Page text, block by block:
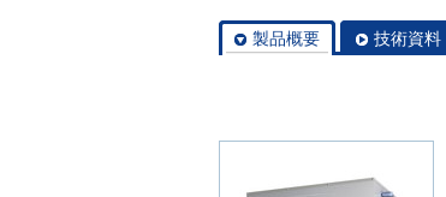
製品概要 技術資料